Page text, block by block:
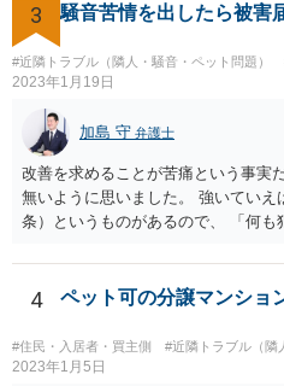
3 騒音苦情を出したら被害
#近隣トラブル（隣人・騒音・ペット問題）
2023年1月19日
加島 守 弁護士
改善を求めることが苦痛という事実
無いように思いました。 強いていえ
条）というものがあるので、 「何
しれませんが、警察が信じる可能性
4 ペット可の分譲マンショ
#住民・入居者・買主側 #近隣トラブル（隣
2023年1月5日